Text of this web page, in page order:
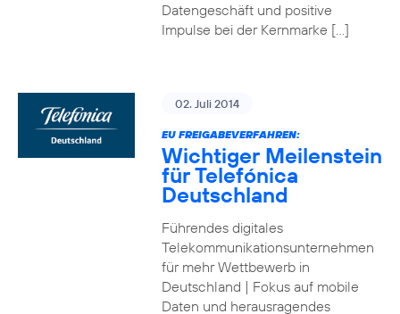
Datengeschäft und positive
Impulse bei der Kernmarke […]
02. Juli 2014
EU FREIGABEVERFAHREN:
Wichtiger Meilenstein
für Telefónica
Deutschland
Führendes digitales
Telekommunikationsunternehmen
für mehr Wettbewerb in
Deutschland | Fokus auf mobile
Daten und herausragendes